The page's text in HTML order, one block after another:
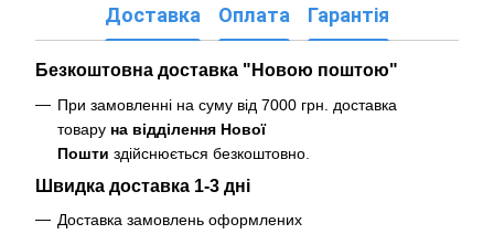
Доставка Оплата Гарантія
Безкоштовна доставка "Новою поштою"
При замовленні на суму від 7000 грн. доставка
товару на відділення Нової
Пошти здійснюється безкоштовно
Швидка доставка 1-3 дні
Доставка замовлень оформлених